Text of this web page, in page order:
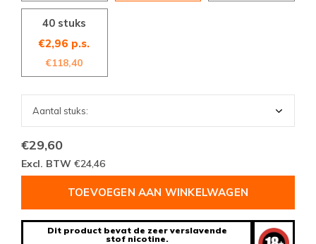
40 stuks
€2,96 p.s.
€118,40
€29,60
Excl. BTW €24,46
TOEVOEGEN AAN WINKELWAGEN
Dit product bevat de zeer verslavende
stof nicotine.